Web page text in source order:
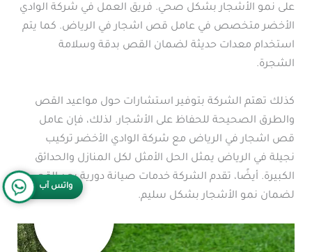
على نمو الأشجار بشكل صحي. فريق العمل في شركة الوادي
الأخضر متخصص في عامل قص اشجار في الرياض. كما يتم
استخدام معدات حديثة لضمان القص بدقة وسلامة
الشجرة.
كذلك تهتم الشركة بتوفير استشارات حول مواعيد القص
والطرق الصحيحة للحفاظ على الأشجار. لذلك، فإن عامل
قص اشجار في الرياض مع شركة الوادي الأخضر تركيب
نجيلة في الرياض يمثل الحل الأمثل لكل المنازل والحدائق
الكبيرة. أيضًا، تقدم الشركة خدمات صيانة دورية بعد القص
لضمان نمو الأشجار بشكل سليم.
واتس آب